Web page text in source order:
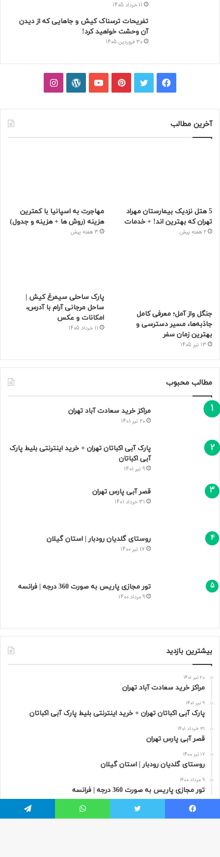
11 خرداد 1405
تفریحات ترسناک کیش و جاهایی که از دیدن
آن وحشت خواهید کرد!
30 فروردین 1405
فیسبوکتوییترپینتریستیوتیوبوردپرساینستاگرام
آخرین مطالب
5 هتل نزدیک بیمارستان مهراد
تهران که بهترین‌ اند! + خدمات
2 هفته پیش
مهاجرت به اسپانیا با کمترین
هزینه (روش ها + هزینه و جدول)
3 هفته پیش
جنگل واز آمل؛ معرفی کامل
جاذبه‌ها، مسیر دسترسی و
بهترین زمان سفر
13 تیر 1405
پارک ساحلی سیمرغ کیش |
ساحل مرجانی آرام با آدرس،
امکانات و عکس
11 خرداد 1405
مطالب محبوب
مراکز خرید سعادت‌ آباد تهران
20 تیر 1401
پارک آبی اکباتان تهران + خرید اینترنتی بلیط پارک
آبی اکباتان
9 تیر 1401
قصر آبی پارس تهران
31 خرداد 1401
روستای گلدیان رودبار | استان گیلان
17 تیر 1400
تور مجازی پاریس به صورت 360 درجه | فرانسه
9 مرداد 1400
بیشترین بازدید
20 تیر 1401
مراکز خرید سعادت‌ آباد تهران
9 تیر 1401
پارک آبی اکباتان تهران + خرید اینترنتی بلیط پارک آبی اکباتان
31 خرداد 1401
قصر آبی پارس تهران
17 تیر 1400
روستای گلدیان رودبار | استان گیلان
9 مرداد 1400
تور مجازی پاریس به صورت 360 درجه | فرانسه
فیسبوک توییتر واتس آپ تلگرام